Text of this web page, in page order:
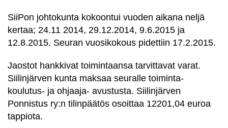
SiiPon johtokunta kokoontui vuoden aikana neljä
kertaa; 24.11 2014, 29.12.2014, 9.6.2015 ja
12.8.2015. Seuran vuosikokous pidettiin 17.2.2015.
Jaostot hankkivat toimintaansa tarvittavat varat.
Siilinjärven kunta maksaa seuralle toiminta-
koulutus- ja ohjaaja- avustusta. Siilinjärven
Ponnistus ry:n tilinpäätös osoittaa 12201,04 euroa
tappiota.